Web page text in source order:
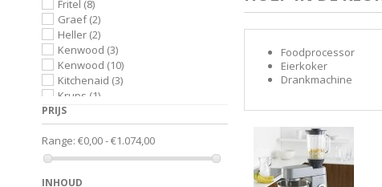
Foodprocessor
Eierkoker
Drankmachine
Fritel (8)
Graef(2)
Heller (2)
Kenwood (3)
Kenwood (10)
Kitchenaid (3)
Krups (1)
Leifheit
Magimix(15)
Moulinex(15)
NutriBullet(1)
PRIJS
Range: €0,00 - €1.074,00
INHOUD